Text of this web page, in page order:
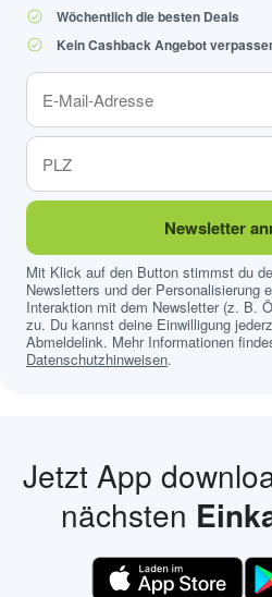
Wöchentlich die besten Deals
Kein Cashback Angebot
Newsletter
Mit Klick auf den Button stimmst du
Newsletters und der Personalisierung
Interaktion mit dem Newsletter (z. B.
zu. Du kannst deine Einwilligung
Abmeldelink. Mehr Informationen
Datenschutzhinweisen.
Jetzt App
nächsten